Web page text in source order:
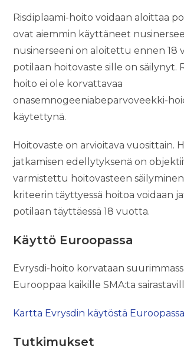
Risdiplaami-hoito voidaan aloittaa
ovat aiemmin käyttäneet
nusinerseeni on aloitettu ennen 18
potilaan hoitovaste sille on säilynyt.
hoito ei ole korvattavaa
onasemnogeeniabeparvoveekki-
käytettynä.
Hoitovaste on arvioitava vuosittain.
jatkamisen edellytyksenä on
varmistettu hoitovasteen
kriteerin täyttyessä hoitoa voidaan
potilaan täyttäessä 18 vuotta.
Käyttö Euroopassa
Evrysdi-hoito korvataan
Eurooppaa kaikille SMA:ta
Kartta Evrysdin käytöstä Euroopassa
Tutkimukset